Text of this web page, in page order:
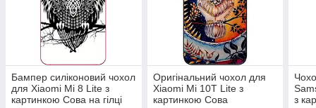
Бампер силіконовий чохол
для Xiaomi Mi 8 Lite з
картинкою Сова на гілці
Оригінальний чохол для
Xiaomi Mi 10T Lite з
картинкою Сова
з